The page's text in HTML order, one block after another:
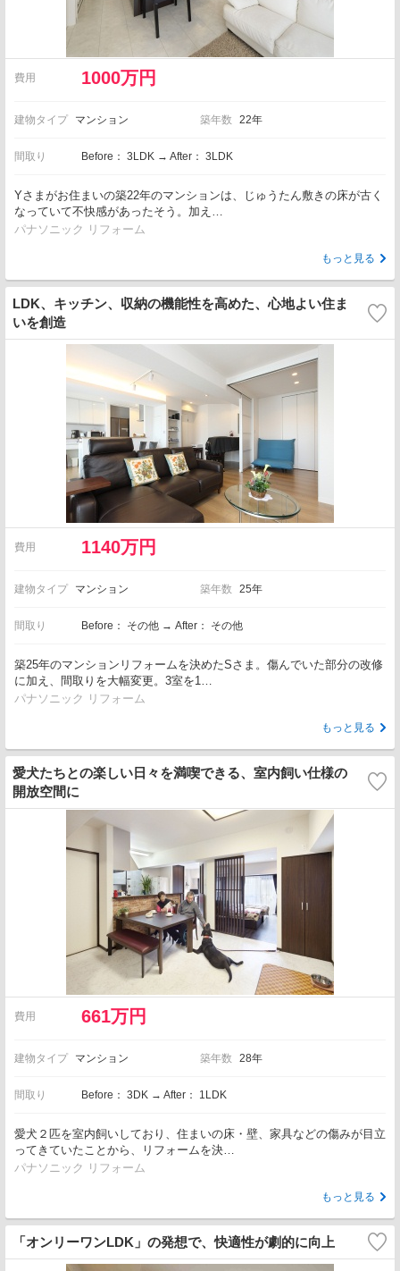
費用 1000万円
建物タイプ マンション 築年数 22年
間取り Before： 3LDK → After： 3LDK
Yさまがお住まいの築22年のマンションは、じゅうたん敷きの床が古く
なっていて不快感があったそう。加え…
パナソニック リフォーム
もっと見る
LDK、キッチン、収納の機能性を高めた、心地よい住ま
いを創造
費用 1140万円
建物タイプ マンション 築年数 25年
間取り Before： その他 → After： その他
築25年のマンションリフォームを決めたSさま。傷んでいた部分の改修
に加え、間取りを大幅変更。3室を1…
パナソニック リフォーム
もっと見る
愛犬たちとの楽しい日々を満喫できる、室内飼い仕様の
開放空間に
費用 661万円
建物タイプ マンション 築年数 28年
間取り Before： 3DK → After： 1LDK
愛犬２匹を室内飼いしており、住まいの床・壁、家具などの傷みが目立
ってきていたことから、リフォームを決…
パナソニック リフォーム
もっと見る
「オンリーワンLDK」の発想で、快適性が劇的に向上